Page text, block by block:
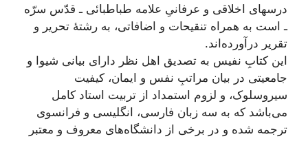
درسهای اخلاقی و عرفانیِ علامه طباطبائی ـ قدّس سرّه
ـ است به همراه تنقیحات و اضافاتی، به رشتۀ تحریر و
تقریر درآورده‌اند.
این کتابِ نفیس به تصدیق اهل نظر دارای بیانی شیوا و
جامعیتی در بیان مراتبِ نفس و ایمان، کیفیت
سیروسلوک، و لزوم استمداد از تربیت استاد کامل
می‌باشد که به سه زبان فارسی، انگلیسی و فرانسوی
ترجمه شده و در برخی از دانشگاه‌های معروف و معتبر